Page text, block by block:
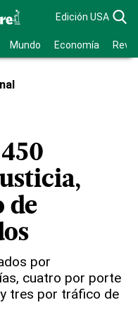
Edición USA
Mundo Economía
de
por
cuatro por porte
tres por tráfico de